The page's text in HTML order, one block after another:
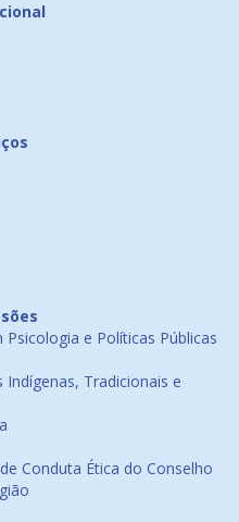
e Políticas Públicas
Tradicionais e
Conduta Ética do Conselho